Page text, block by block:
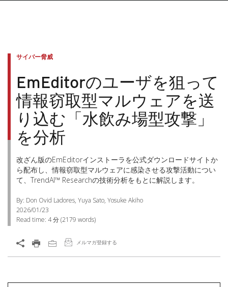
サイバー脅威
EmEditorのユーザを狙って
情報窃取型マルウェアを送
り込む「水飲み場型攻撃」
を分析
改ざん版のEmEditorインストーラを公式ダウンロードサイトか
ら配布し、情報窃取型マルウェアに感染させる攻撃活動につい
て、TrendAI™ Researchの技術分析をもとに解説します。
By: Don Ovid Ladores, Yuya Sato, Yosuke Akiho
2026/01/23
Read time: 4 分(2179 words)
メルマガ登録する